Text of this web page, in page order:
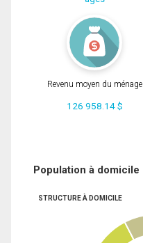
Revenu moyen du ménage
126 958.14 $
Population à domicile
STRUCTURE À DOMICILE